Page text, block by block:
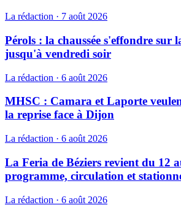
La rédaction · 7 août 2026
Pérols : la chaussée s'effondre sur
jusqu'à vendredi soir
La rédaction · 6 août 2026
MHSC : Camara et Laporte
la reprise face à Dijon
La rédaction · 6 août 2026
La Feria de Béziers revient du 12
programme, circulation et
La rédaction · 6 août 2026